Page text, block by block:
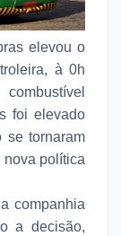
elevou o
à 0h
foi elevado
se tornaram
nova política
companhia
a decisão,